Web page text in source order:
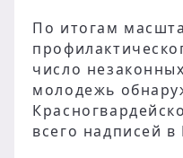
По итогам
число
молодежь
всего надписей